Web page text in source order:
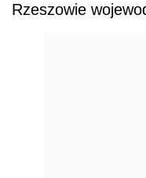
Rzeszowie